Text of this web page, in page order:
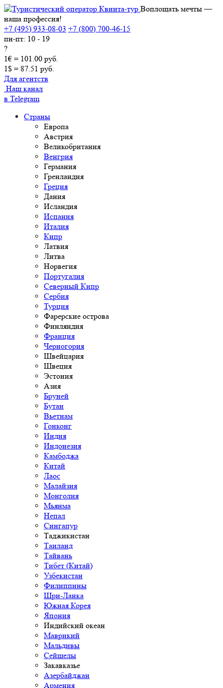
Воплощать мечты —
наша профессия!
+7 (495) 933-08-03 +7 (800) 700-46-15
пн-пт: 10 - 19
?
1€ = 101.00 руб.
1$ = 87.51 руб.
Для агентств
Наш канал
в Telegram
Страны
Европа
Австрия
Великобритания
Венгрия
Германия
Гренландия
Греция
Дания
Исландия
Испания
Италия
Кипр
Латвия
Литва
Норвегия
Португалия
Северный Кипр
Сербия
Турция
Фарерские острова
Финляндия
Франция
Черногория
Швейцария
Швеция
Эстония
Азия
Бруней
Бутан
Вьетнам
Гонконг
Индия
Индонезия
Камбоджа
Китай
Лаос
Малайзия
Монголия
Мьянма
Непал
Сингапур
Таджикистан
Таиланд
Тайвань
Тибет (Китай)
Узбекистан
Филиппины
Шри-Ланка
Южная Корея
Япония
Индийский океан
Маврикий
Мальдивы
Сейшелы
Закавказье
Азербайджан
Армения